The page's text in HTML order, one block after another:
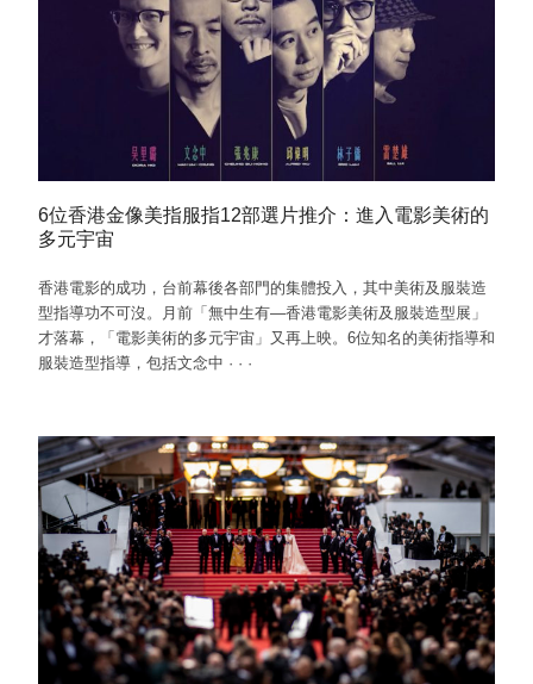
6位香港金像美指服指12部選片推介：進入電影美術的
多元宇宙
香港電影的成功，台前幕後各部門的集體投入，其中美術及服裝造
型指導功不可沒。月前「無中生有—香港電影美術及服裝造型展」
才落幕，「電影美術的多元宇宙」又再上映。6位知名的美術指導和
服裝造型指導，包括文念中 · · ·